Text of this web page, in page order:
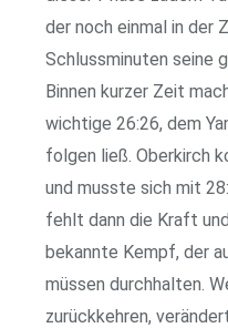
der noch einmal in der
Schlussminuten seine
Binnen kurzer Zeit
wichtige 26:26, dem
folgen ließ. Oberkirch
und musste sich mit
fehlt dann die Kraft
bekannte Kempf, der
müssen durchhalten.
zurückkehren,